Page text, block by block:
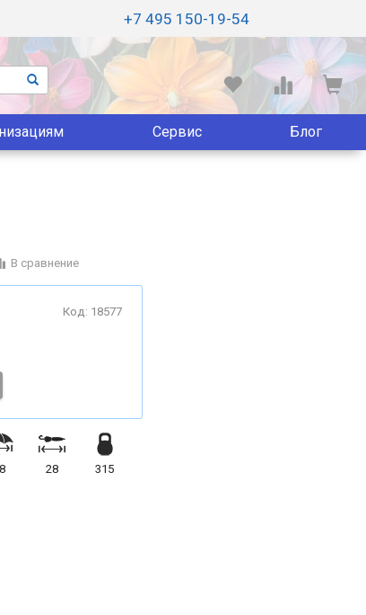
+7 495 150-19-54
Сервис Блог
В сравнение
Код: 18577
28 315